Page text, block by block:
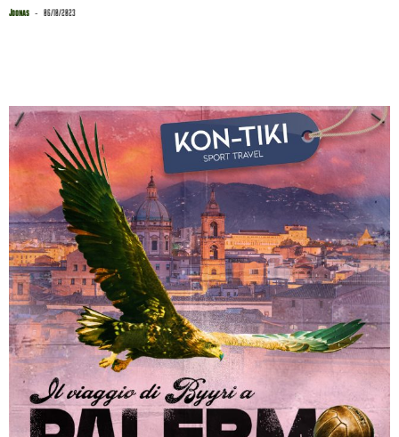
Joonas - 06/10/2023